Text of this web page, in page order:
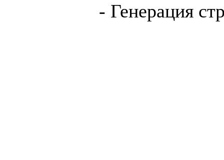
- Генерация